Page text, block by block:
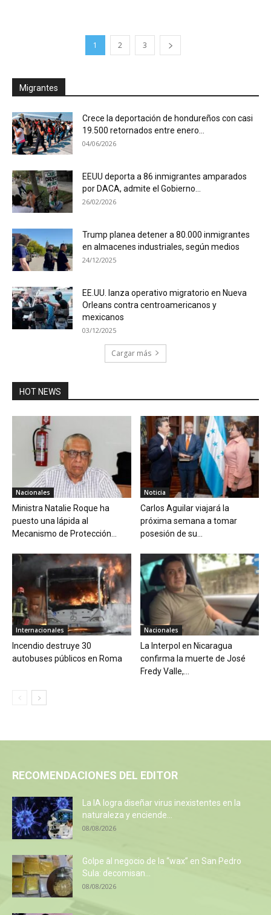
1 2 3
Migrantes
Crece la deportación de hondureños con casi
19.500 retornados entre enero...
04/06/2026
EEUU deporta a 86 inmigrantes amparados
por DACA, admite el Gobierno...
26/02/2026
Trump planea detener a 80.000 inmigrantes
en almacenes industriales, según medios
24/12/2025
EE.UU. lanza operativo migratorio en Nueva
Orleans contra centroamericanos y
mexicanos
03/12/2025
Cargar más
HOT NEWS
Nacionales
Ministra Natalie Roque ha
puesto una lápida al
Mecanismo de Protección...
Noticia
Carlos Aguilar viajará la
próxima semana a tomar
posesión de su...
Internacionales
Incendio destruye 30
autobuses públicos en Roma
Nacionales
La Interpol en Nicaragua
confirma la muerte de José
Fredy Valle,...
RECOMENDACIONES DEL EDITOR
La IA logra diseñar virus inexistentes en la
naturaleza y enciende...
08/08/2026
Golpe al negocio de la “wax” en San Pedro
Sula: decomisan...
08/08/2026